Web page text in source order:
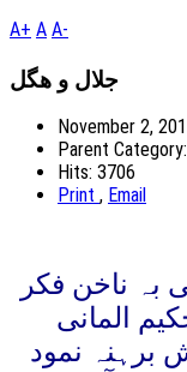
A+ A A-
جلال و ھگل
November 2,
Parent Category:
Hits: 3706
Print , Email
ناخن فکر
المانی
برہنہ نمود